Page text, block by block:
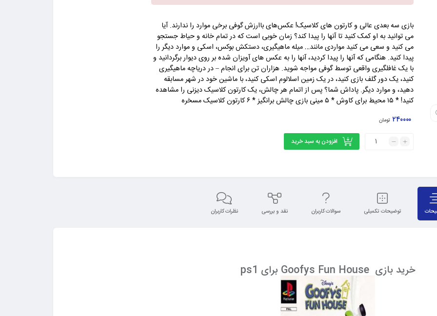
بازی سه بعدی عالی و کارتون های کلاسیک! عکس‌های باارزش گوفی برخی موارد را ندارند. آیا
می توانید به او کمک کنید تا آنها را پیدا کند؟ زمان خوبی است که در تمام خانه و حیاط جستجو
می کنید و سعی می کنید مواردی مانند… میله ماهیگیری، دستکش بوکس، اسکی و موارد دیگر را
پیدا کنید. هنگامی که آنها را پیدا کردید، آنها را به عکس های آویزان شده بر روی دیوار برگردانید و
با یک غافلگیری واقعی توسط گوفی مواجه شوید. هزاران تن برای انجام – در دریاچه ماهیگیری
کنید، یک دور گلف بازی کنید، در یک زمین اسلالوم اسکی کنید، با ماشین خود در شهر مسابقه
دهید، و موارد دیگر. پاداش شما؟ پس از اتمام هر چالش، یک کارتون کلاسیک دیزنی را مشاهده
کنید! * ۱۵ محیط برای کاوش * ۵ مینی بازی چالش برانگیز * ۶ کارتون کلاسیک مسخره
۲۴۰۰۰۰ تومان
افزودن به سبد خرید
توضیحات تکمیلی سوالات کاربران نقد و بررسی نظرات کاربران
خرید بازی Goofys Fun House برای ps1